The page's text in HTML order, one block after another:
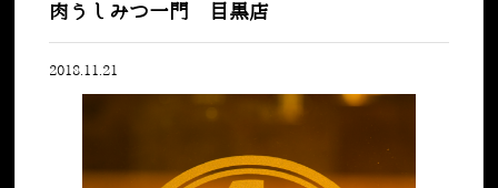
肉うしみつ一門 目黒店
2018.11.21